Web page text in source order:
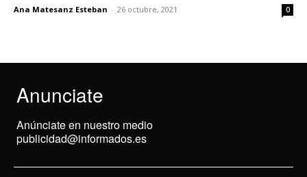
Ana Matesanz Esteban - 26 octubre, 2021 0
Anunciate
Anúnciate en nuestro medio
publicidad@informados.es